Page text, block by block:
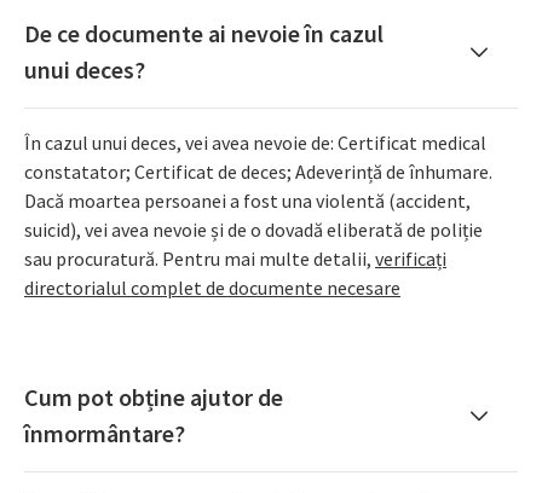
De ce documente ai nevoie în cazul
unui deces?
În cazul unui deces, vei avea nevoie de: Certificat medical
constatator; Certificat de deces; Adeverință de înhumare.
Dacă moartea persoanei a fost una violentă (accident,
suicid), vei avea nevoie și de o dovadă eliberată de poliție
sau procuratură. Pentru mai multe detalii, verificați
directorialul complet de documente necesare
Cum pot obține ajutor de
înmormântare?